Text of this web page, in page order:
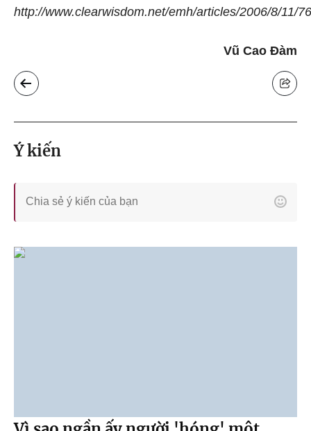
http://www.clearwisdom.net/emh/articles/2006/8/11/
Vũ Cao Đàm
Ý kiến